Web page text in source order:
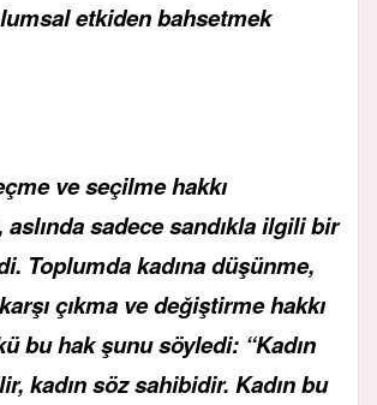
etkiden bahsetmek
ve seçilme hakkı
sadece sandıkla ilgili bir
Toplumda kadına düşünme,
çıkma ve değiştirme hakkı
bu hak şunu söyledi: “Kadın
kadın söz sahibidir. Kadın bu